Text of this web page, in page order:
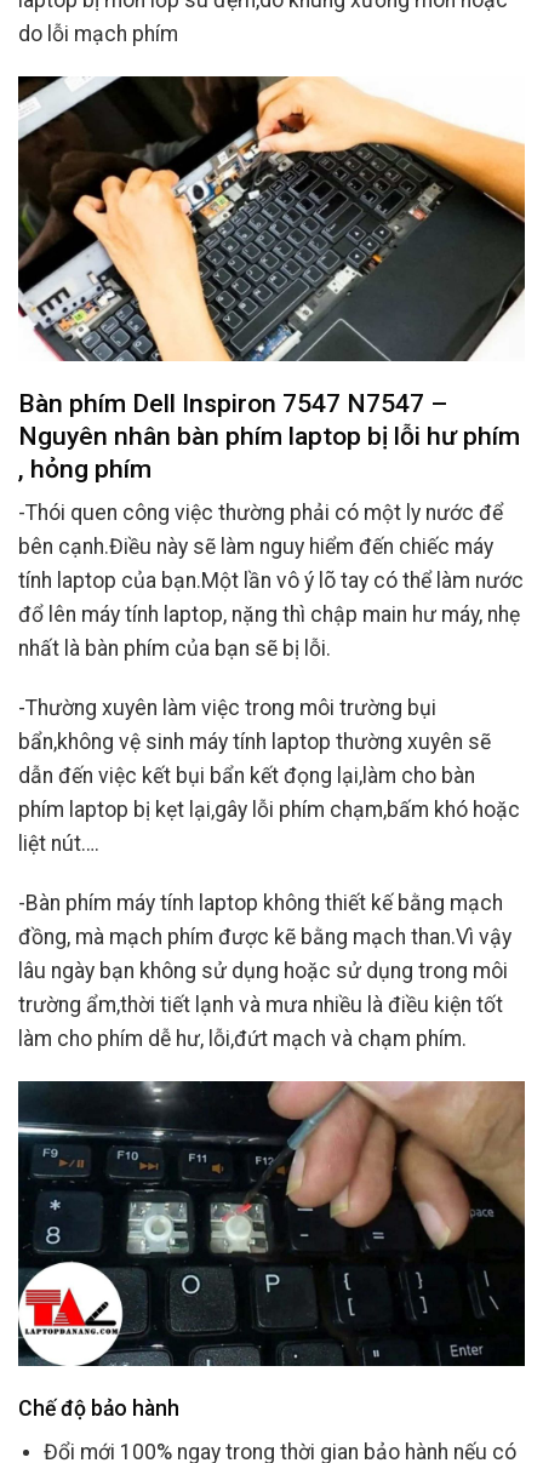
do lỗi mạch phím
Bàn phím Dell Inspiron 7547 N7547 –
Nguyên nhân bàn phím laptop bị lỗi hư phím
, hỏng phím
-Thói quen công việc thường phải có một ly nước để
bên cạnh.Điều này sẽ làm nguy hiểm đến chiếc máy
tính laptop của bạn.Một lần vô ý lõ tay có thể làm nước
đổ lên máy tính laptop, nặng thì chập main hư máy, nhẹ
nhất là bàn phím của bạn sẽ bị lỗi.
-Thường xuyên làm việc trong môi trường bụi
bẩn,không vệ sinh máy tính laptop thường xuyên sẽ
dẫn đến việc kết bụi bẩn kết đọng lại,làm cho bàn
phím laptop bị kẹt lại,gây lỗi phím chạm,bấm khó hoặc
liệt nút….
-Bàn phím máy tính laptop không thiết kế bằng mạch
đồng, mà mạch phím được kẽ bằng mạch than.Vì vậy
lâu ngày bạn không sử dụng hoặc sử dụng trong môi
trường ẩm,thời tiết lạnh và mưa nhiều là điều kiện tốt
làm cho phím dễ hư, lỗi,đứt mạch và chạm phím.
Chế độ bảo hành
Đổi mới 100% ngay trong thời gian bảo hành nếu có